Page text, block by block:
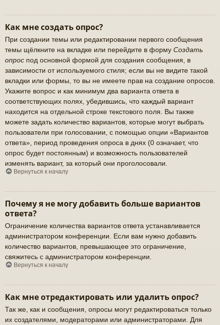
Как мне создать опрос?
При создании темы или редактировании первого сообщения
темы щёлкните на вкладке или перейдите в форму Создать
опрос под основной формой для создания сообщения, в
зависимости от используемого стиля; если вы не видите такой
вкладки или формы, то вы не имеете прав на создание опросов.
Укажите вопрос и как минимум два варианта ответа в
соответствующих полях, убедившись, что каждый вариант
находится на отдельной строке текстового поля. Вы также
можете задать количество вариантов, которые могут выбрать
пользователи при голосовании, с помощью опции «Вариантов
ответа», период проведения опроса в днях (0 означает, что
опрос будет постоянным) и возможность пользователей
изменять вариант, за который они проголосовали.
Вернуться к началу
Почему я не могу добавить больше вариантов
ответа?
Ограничение количества вариантов ответа устанавливается
администратором конференции. Если вам нужно добавить
количество вариантов, превышающее это ограничение,
свяжитесь с администратором конференции.
Вернуться к началу
Как мне отредактировать или удалить опрос?
Так же, как и сообщения, опросы могут редактироваться только
их создателями, модераторами или администраторами. Для